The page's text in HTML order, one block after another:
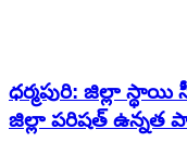
ధర్మపురి: జిల్లా స్థాయి
జిల్లా పరిషత్ ఉన్నత